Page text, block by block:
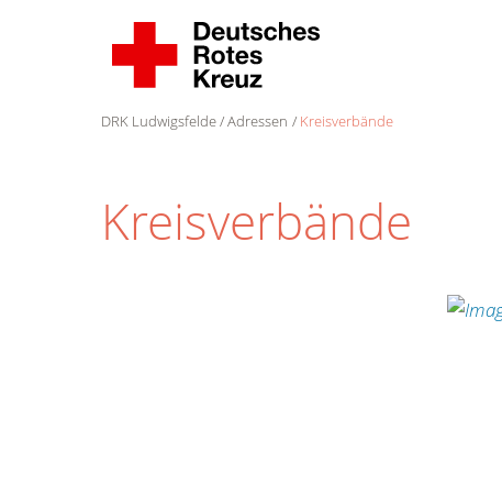
DRK Ludwigsfelde Adressen Kreisverbände
Kreisverbände